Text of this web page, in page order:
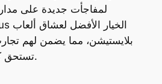
لمفاجأت جديدة على
بلايستيشن، مما يضمن لهم
تستحق كل دقيقة من وقتهم.